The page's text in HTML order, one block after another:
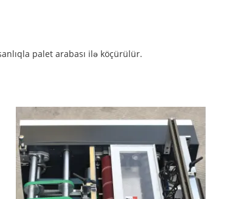
palet arabası ilə köçürülür.